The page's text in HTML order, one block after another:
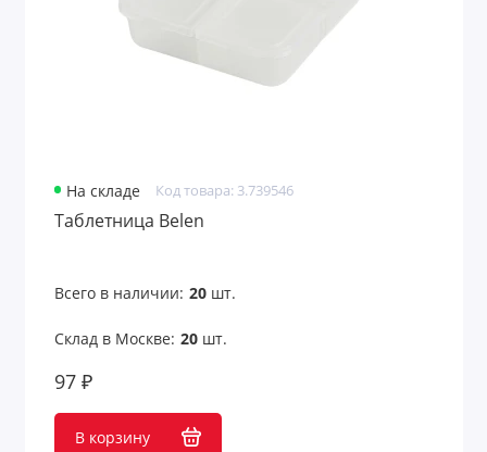
На складе Код товара: 3.739546
Таблетница Belen
Всего в наличии: 20шт.
Склад в Москве: 20шт.
97 ₽
В корзину